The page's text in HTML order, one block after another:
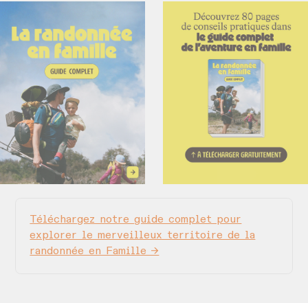
Téléchargez notre guide complet pour
explorer le merveilleux territoire de la
randonnée en Famille →